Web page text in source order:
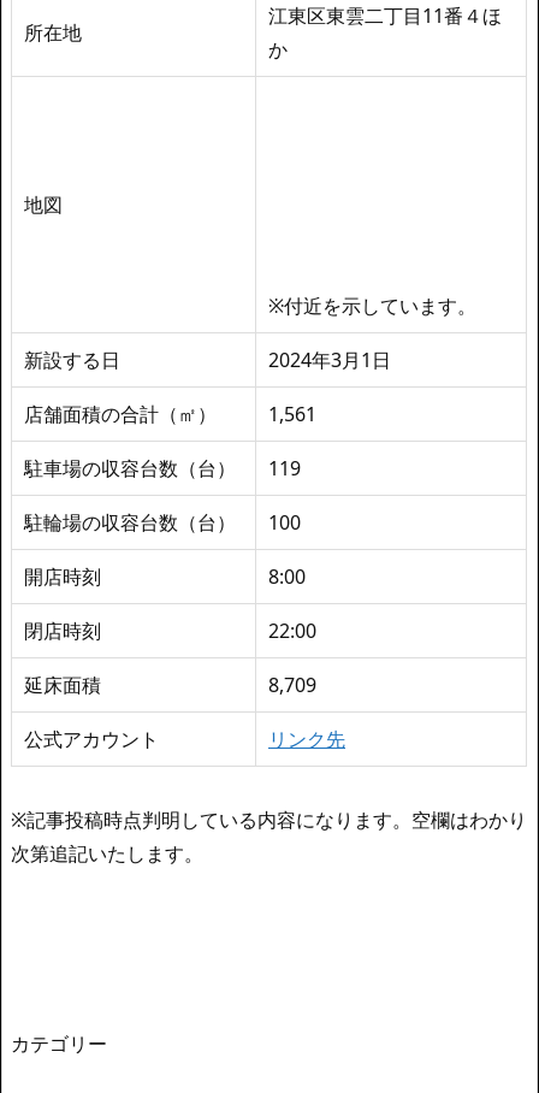
所在地
江東区東雲二丁目11番４ほ
か
地図
※付近を示しています。
新設する日 2024年3月1日
店舗面積の合計（㎡） 1,561
駐車場の収容台数（台） 119
駐輪場の収容台数（台） 100
開店時刻 8:00
閉店時刻 22:00
延床面積 8,709
公式アカウント リンク先
※記事投稿時点判明している内容になります。空欄はわかり
次第追記いたします。
カテゴリー